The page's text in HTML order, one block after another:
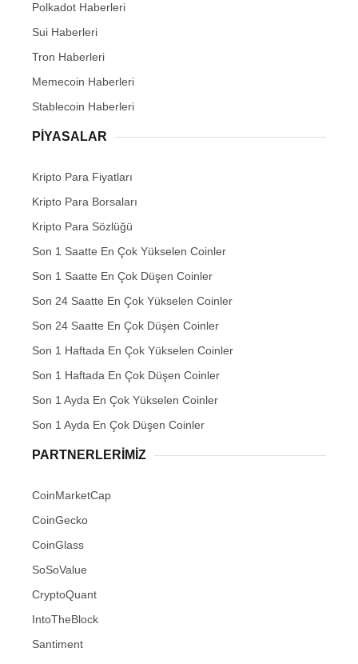
Polkadot Haberleri
Sui Haberleri
Tron Haberleri
Memecoin Haberleri
Stablecoin Haberleri
PIYASALAR
Kripto Para Fiyatları
Kripto Para Borsaları
Kripto Para Sözlüğü
Son 1 Saatte En Çok Yükselen Coinler
Son 1 Saatte En Çok Düşen Coinler
Son 24 Saatte En Çok Yükselen Coinler
Son 24 Saatte En Çok Düşen Coinler
Son 1 Haftada En Çok Yükselen Coinler
Son 1 Haftada En Çok Düşen Coinler
Son 1 Ayda En Çok Yükselen Coinler
Son 1 Ayda En Çok Düşen Coinler
PARTNERLERIMIZ
CoinMarketCap
CoinGecko
CoinGlass
SoSoValue
CryptoQuant
IntoTheBlock
Santiment